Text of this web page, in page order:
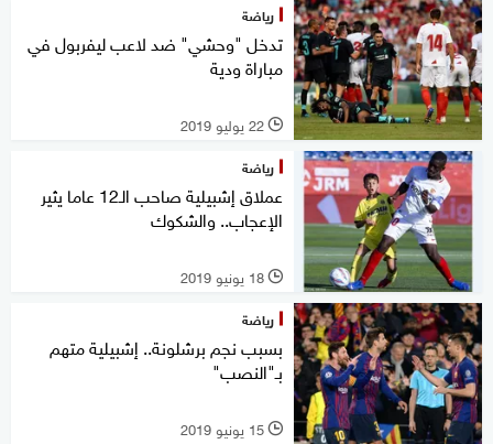
رياضة
تدخل "وحشي" ضد لاعب ليفربول في
مباراة ودية
l 22 يوليو 2019
رياضة
عملاق إشبيلية صاحب الـ12 عاما يثير
الإعجاب.. والشكوك
l 18 يونيو 2019
رياضة
بسبب نجم برشلونة.. إشبيلية متهم
بـ"النصب"
l 15 يونيو 2019